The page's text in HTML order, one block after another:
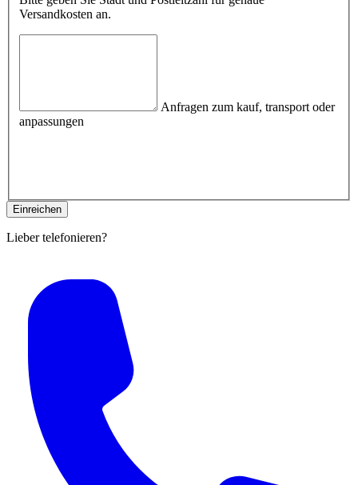
Versandkosten an.
Anfragen zum kauf, transport oder
anpassungen
Lieber telefonieren?